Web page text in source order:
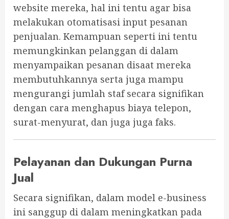
website mereka, hal ini tentu agar bisa
melakukan otomatisasi input pesanan
penjualan. Kemampuan seperti ini tentu
memungkinkan pelanggan di dalam
menyampaikan pesanan disaat mereka
membutuhkannya serta juga mampu
mengurangi jumlah staf secara signifikan
dengan cara menghapus biaya telepon,
surat-menyurat, dan juga juga faks.
Pelayanan dan Dukungan Purna
Jual
Secara signifikan, dalam model e-business
ini sanggup di dalam meningkatkan pada